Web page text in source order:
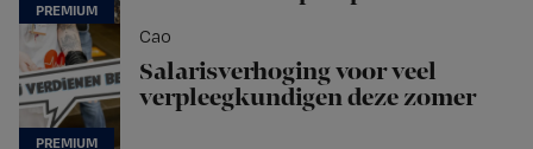
Cao
Salarisverhoging voor veel
verpleegkundigen deze zomer